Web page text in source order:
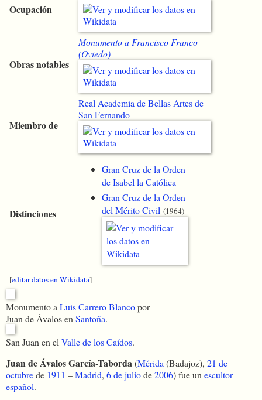
Ocupación
Obras notables
Monumento a Francisco Franco
(Oviedo)
Miembro de
Real Academia de Bellas Artes de
San Fernando
Distinciones
Gran Cruz de la Orden
de Isabel la Católica
Gran Cruz de la Orden
del Mérito Civil (1964)
[editar datos en Wikidata]
Monumento aLuis Carrero Blancopor
Juan de Ávalos enSantoña.
San Juan en elValle de los Caídos.
Juan de Ávalos García-Taborda(Mérida (Badajoz), 21 de
octubrede 1911 –Madrid, 6 de juliode2006) fue un escultor
español.